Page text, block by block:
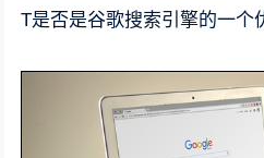
T是否是谷歌搜索引擎的一个